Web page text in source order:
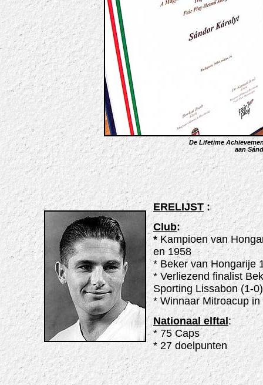
De Lifetime
aan
ERELIJST :
Club:
*Kampioen van
en 1958
* Beker van Hongarije
* Verliezend finalist
Sporting Lissabon (1-0)
* Winnaar Mitroacup
Nationaal elftal:
* 75 Caps
* 27 doelpunten